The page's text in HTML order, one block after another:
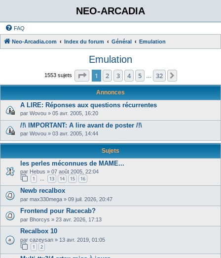
NEO-ARCADIA
FAQ
Neo-Arcadia.com Index du forum Général Emulation
Emulation
1553 sujets Page 1sur32
1 2 3 4 5 32
Annonces
A LIRE: Réponses aux questions récurrentes
par Wovou » 05 avr. 2005, 16:20
/!\ IMPORTANT: A lire avant de poster /!\
par Wovou » 03 avr. 2005, 14:44
Sujets
les perles méconnues de MAME...
par Hebus » 07 août 2005, 22:04
1 … 13 14 15 16
Newb recalbox
par max330mega » 09 juil. 2026, 20:47
Frontend pour Racecab?
par Bhorcys » 23 avr. 2026, 17:13
Recalbox 10
par cazeysan » 13 avr. 2019, 01:05
1 2